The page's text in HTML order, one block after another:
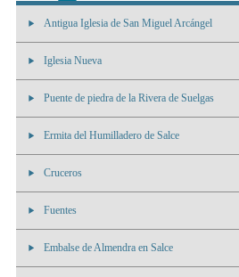
Antigua Iglesia de San Miguel Arcángel
Iglesia Nueva
Puente de piedra de la Rivera de Suelgas
Ermita del Humilladero de Salce
Cruceros
Fuentes
Embalse de Almendra en Salce